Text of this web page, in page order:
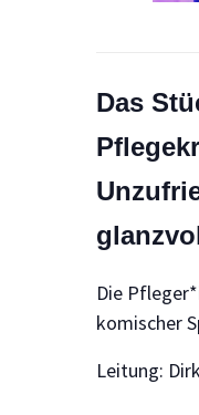
Das
Die
komischer
Leitung: